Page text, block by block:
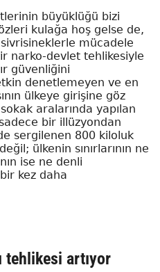
büyüklüğü bizi
kulağa hoş gelse de,
mücadele
narko-devlet tehlikesiyle
güvenliğini
denetlemeyen ve en
ülkeye girişine göz
aralarında yapılan
bir illüzyondan
sergilenen 800 kiloluk
ülkenin sınırlarının ne
ise ne denli
kez daha
tehlikesi artıyor